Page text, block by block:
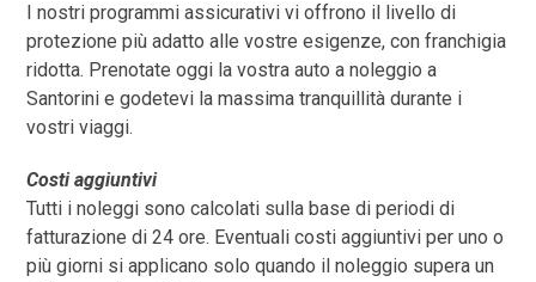
I nostri programmi assicurativi vi offrono il livello di
protezione più adatto alle vostre esigenze, con franchigia
ridotta. Prenotate oggi la vostra auto a noleggio a
Santorini e godetevi la massima tranquillità durante i
vostri viaggi.
Costi aggiuntivi
Tutti i noleggi sono calcolati sulla base di periodi di
fatturazione di 24 ore. Eventuali costi aggiuntivi per uno o
più giorni si applicano solo quando il noleggio supera un